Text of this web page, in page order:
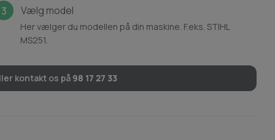
3 Vælg model
Her vælger du modellen på din maskine. F.eks. STIHL
MS251.
kontakt os på 98 17 27 33